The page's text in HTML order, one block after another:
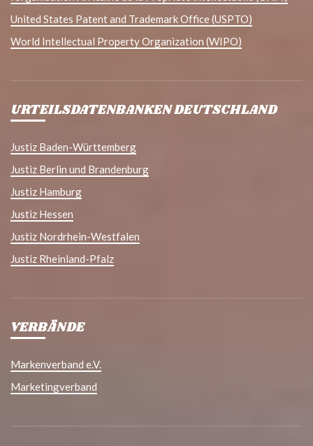
United States Patent and Trademark Office (USPTO)
World Intellectual Property Organization (WIPO)
URTEILSDATENBANKEN DEUTSCHLAND
Justiz Baden-Württemberg
Justiz Berlin und Brandenburg
Justiz Hamburg
Justiz Hessen
Justiz Nordrhein-Westfalen
Justiz Rheinland-Pfalz
VERBÄNDE
Markenverband e.V.
Marketingverband